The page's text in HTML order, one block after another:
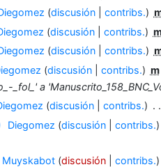
discusión contribs.
discusión contribs.
discusión contribs.
discusión contribs. m
_fol_' a
discusión contribs.
Diegomez discusión contribs.
Muyskabot discusión contribs.